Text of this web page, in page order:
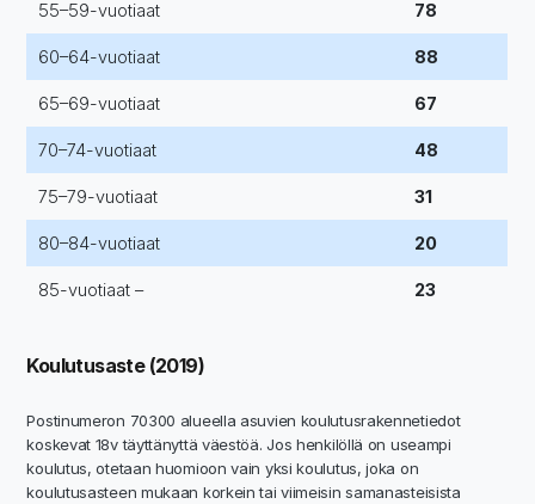
55–59-vuotiaat 78
60–64-vuotiaat 88
65–69-vuotiaat 67
70–74-vuotiaat 48
75–79-vuotiaat 31
80–84-vuotiaat 20
85-vuotiaat – 23
Koulutusaste (2019)
Postinumeron 70300 alueella asuvien koulutusrakennetiedot
koskevat 18v täyttänyttä väestöä. Jos henkilöllä on useampi
koulutus, otetaan huomioon vain yksi koulutus, joka on
koulutusasteen mukaan korkein tai viimeisin samanasteisista